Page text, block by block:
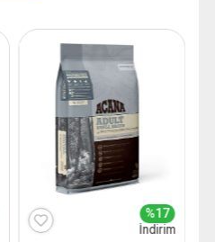
%17
İndirim